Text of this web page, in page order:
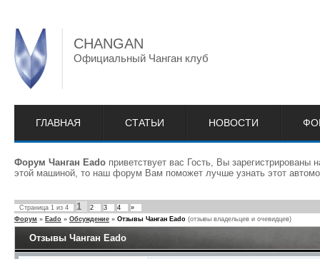
CHANGAN
Официальный Чанган клуб
ГЛАВНАЯ СТАТЬИ НОВОСТИ
Форум Чанган Eado приветствует вас Гость, Вы
этой машиной, то наш форум Вам поможет лучше узнать этот
Страница 1 из 4 1 2 3 4
»
Форум » Eado » Обсуждение » Отзывы Чанган Eado (отзывы владельцев и очевидцев)
Отзывы Чанган Eado